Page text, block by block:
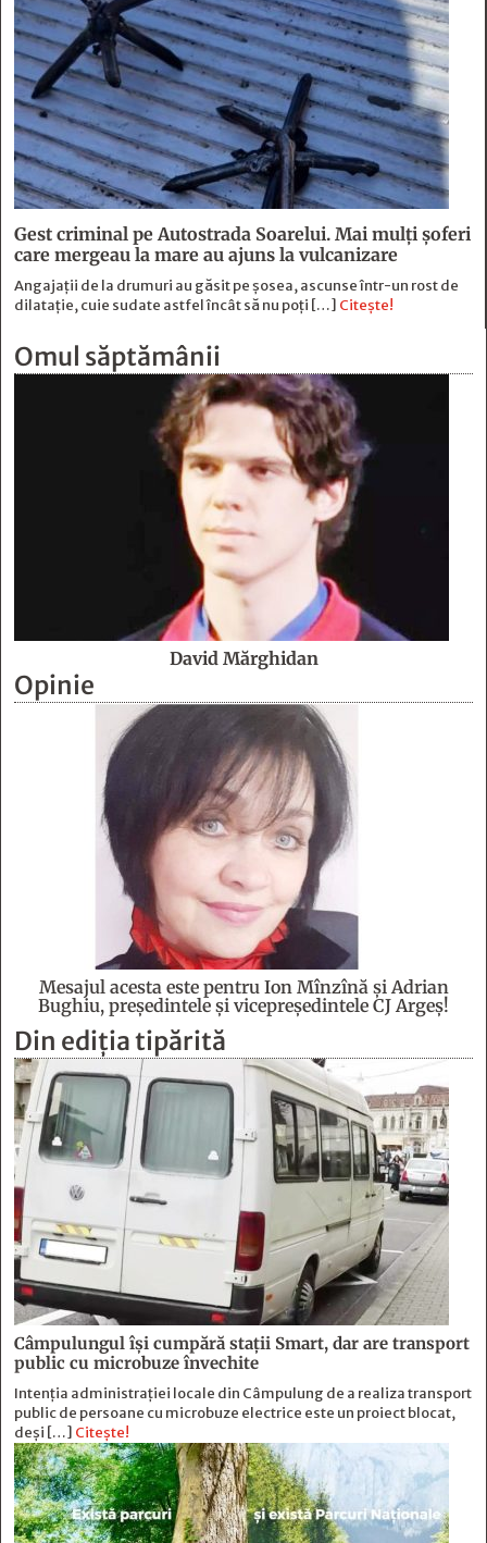
Gest criminal pe Autostrada Soarelui. Mai mulți șoferi
care mergeau la mare au ajuns la vulcanizare
Angajaţii de la drumuri au găsit pe şosea, ascunse într-un rost de
dilataţie, cuie sudate astfel încât să nu poţi […] Citește!
Omul săptămânii
David Mărghidan
Opinie
Mesajul acesta este pentru Ion Mînzînă şi Adrian
Bughiu, preşedintele şi vicepreşedintele CJ Argeş!
Din ediția tipărită
Câmpulungul îşi cumpără staţii Smart, dar are transport
public cu microbuze învechite
Intenția administrației locale din Câmpulung de a realiza transport
public de persoane cu microbuze electrice este un proiect blocat,
deși […] Citește!